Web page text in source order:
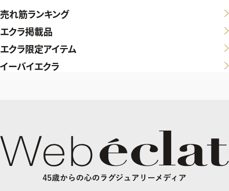
売れ筋ランキング
エクラ掲載品
エクラ限定アイテム
イーバイエクラ